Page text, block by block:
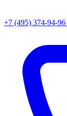
+7 (495) 374-94-96